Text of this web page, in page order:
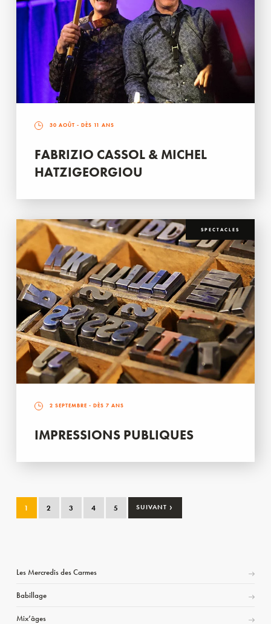
30 AOÛT - DÈS 11 ANS
FABRIZIO CASSOL & MICHEL
HATZIGEORGIOU
SPECTACLES
2 SEPTEMBRE - DÈS 7 ANS
IMPRESSIONS PUBLIQUES
1 2 3 4 5 SUIVANT ›
Les Mercredis des Carmes
Babillage
Mix’âges